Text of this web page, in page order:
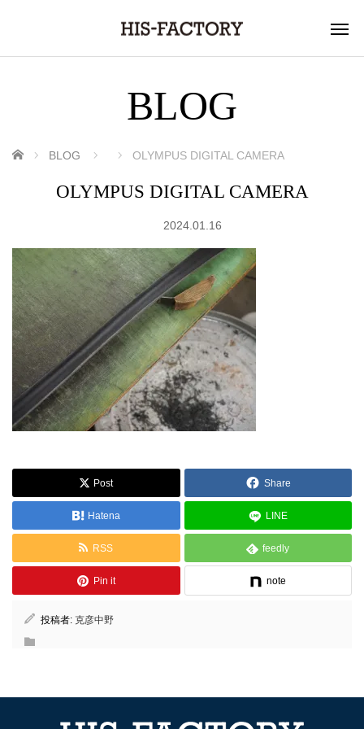
BLOG
ホーム BLOG OLYMPUS DIGITAL CAMERA
OLYMPUS DIGITAL CAMERA
2024.01.16
Post Share
Hatena LINE
RSS feedly
Pin it note
投稿者: 克彦中野